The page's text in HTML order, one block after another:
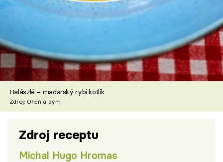
Halászlé – maďarský rybí kotlík
Zdroj: Oheň a dým
Zdroj receptu
Michal Hugo Hromas